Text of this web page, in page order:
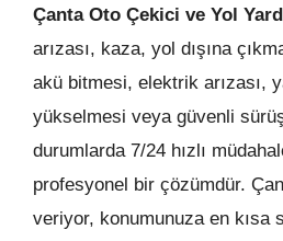
Çanta Oto Çekici ve Yol
arızası, kaza, yol dışına
akü bitmesi, elektrik arızası,
yükselmesi veya güvenli
durumlarda 7/24 hızlı
profesyonel bir çözümdür.
veriyor, konumunuza en kısa